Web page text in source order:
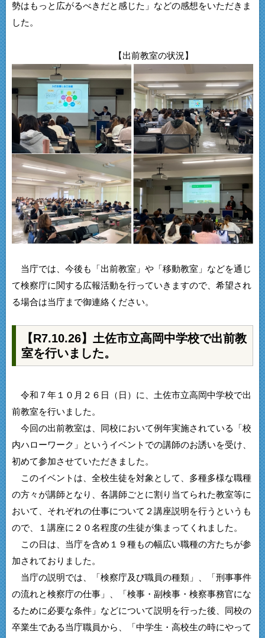
勢はもっと広がるべきだと感じた」などの感想をいただきま
した。
【出前教室の状況】
当庁では、今後も「出前教室」や「移動教室」などを通じ
て検察庁に関する広報活動を行っていきますので、希望され
る場合は当庁まで御連絡ください。
【R7.10.26】土佐市立高岡中学校で出前教
室を行いました。
令和７年１０月２６日（日）に、土佐市立高岡中学校で出
前教室を行いました。
今回の出前教室は、同校において例年実施されている「校
内ハローワーク」というイベントでの講師のお誘いを受け、
初めて参加させていただきました。
このイベントは、全校生徒を対象として、多種多様な職種
の方々が講師となり、各講師ごとに割り当てられた教室等に
おいて、それぞれの仕事について２講座説明を行うというも
ので、１講座に２０名程度の生徒が集まってくれました。
この日は、当庁を含め１９種もの幅広い職種の方たちが参
加されておりました。
当庁の説明では、「検察庁及び職員の種類」、「刑事事件
の流れと検察庁の仕事」、「検事・副検事・検察事務官にな
るために必要な条件」などについて説明を行った後、同校の
卒業生である当庁職員から、「中学生・高校生の時にやって